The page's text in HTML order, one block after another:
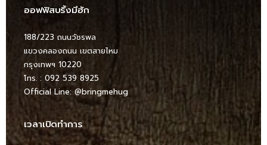
ออฟฟิสบริ้งมีฮัก
188/223 ถนนวัชรพล
แขวงคลองถนน เขตสายไหม
กรุงเทพฯ 10220
โทร. : 092 539 8925
Official Line:@bringmehug
เวลาเปิดทำการ